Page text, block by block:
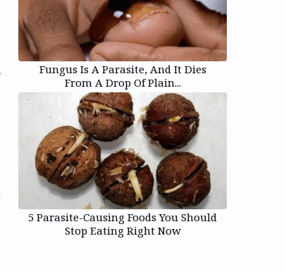
Fungus Is A Parasite, And It Dies
From A Drop Of Plain...
5 Parasite-Causing Foods You Should
Stop Eating Right Now